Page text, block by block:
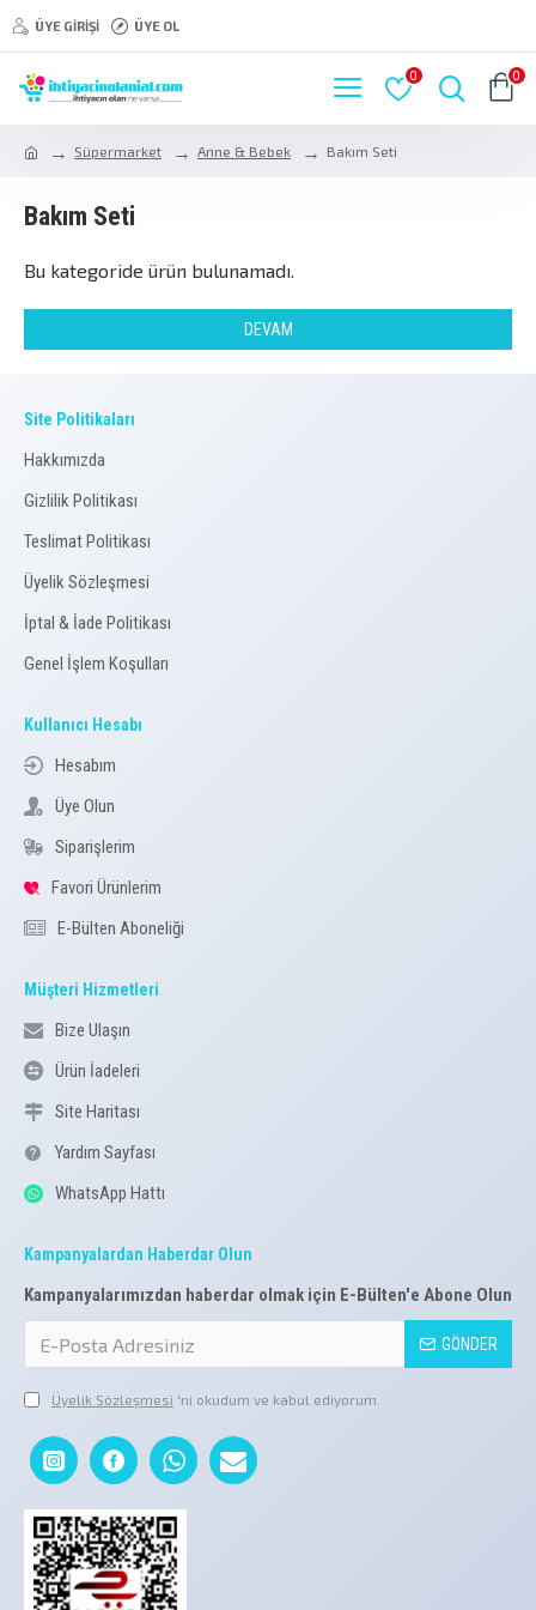
ÜYE GIRIŞI ÜYE OL
0 0
Süpermarket Anne & Bebek Bakım Seti
Bakım Seti
Bu kategoride ürün bulunamadı.
DEVAM
Site Politikaları
Hakkımızda
Gizlilik Politikası
Teslimat Politikası
Üyelik Sözleşmesi
İptal & İade Politikası
Genel İşlem Koşulları
Kullanıcı Hesabı
Hesabım
Üye Olun
Siparişlerim
Favori Ürünlerim
E-Bülten Aboneliği
Müşteri Hizmetleri
Bize Ulaşın
Ürün İadeleri
Site Haritası
Yardım Sayfası
WhatsApp Hattı
Kampanyalardan Haberdar Olun
Kampanyalarımızdan haberdar olmak için E-Bülten'e Abone Olun
GÖNDER
Üyelik Sözleşmesi 'ni okudum ve kabul ediyorum.